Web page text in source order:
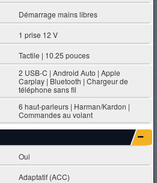
Démarrage mains libres
1 prise 12 V
Tactile | 10.25 pouces
2 USB-C | Android Auto | Apple
Carplay | Bluetooth | Chargeur de
téléphone sans fil
6 haut-parleurs | Harman/Kardon |
Commandes au volant
Oui
Adaptatif (ACC)